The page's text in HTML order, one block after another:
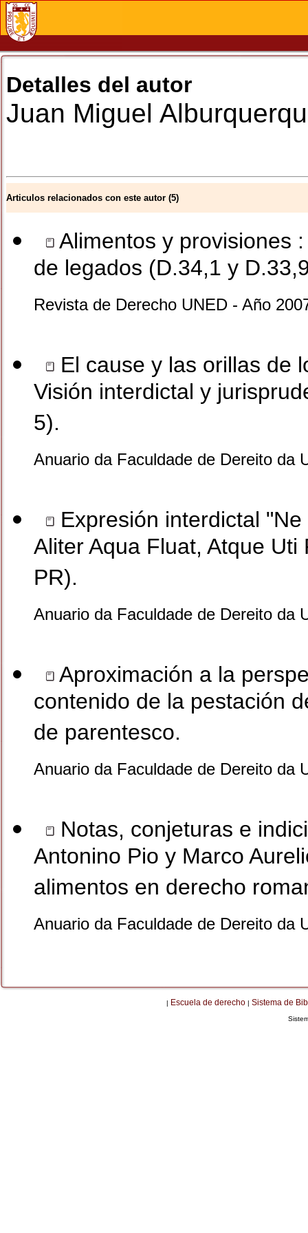
Detalles del autor
Juan Miguel
Articulos relacionados con este autor (5)
Alimentos y provisiones
de legados (D.34,1 y
Revista de Derecho UNED - Año
El cause y las orillas de
Visión interdictal y
5).
Anuario da Faculdade de Dereito da
Expresión interdictal
Aliter Aqua Fluat, Atque
PR).
Anuario da Faculdade de Dereito da
Aproximación a la
contenido de la pestación
de parentesco.
Anuario da Faculdade de Dereito da
Notas, conjeturas e
Antonino Pio y Marco
alimentos en derecho
Anuario da Faculdade de Dereito da
| Escuela de derecho | Sistema de